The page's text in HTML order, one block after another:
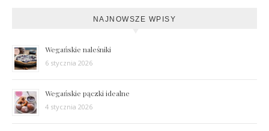
NAJNOWSZE WPISY
Wegańskie naleśniki
6 stycznia 2026
Wegańskie pączki idealne
4 stycznia 2026